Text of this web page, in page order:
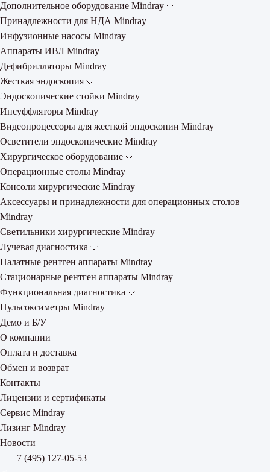
Дополнительное оборудование Mindray
Принадлежности для НДА Mindray
Инфузионные насосы Mindray
Аппараты ИВЛ Mindray
Дефибрилляторы Mindray
Жесткая эндоскопия
Эндоскопические стойки Mindray
Инсуффляторы Mindray
Видеопроцессоры для жесткой эндоскопии Mindray
Осветители эндоскопические Mindray
Хирургическое оборудование
Операционные столы Mindray
Консоли хирургические Mindray
Аксессуары и принадлежности для операционных столов
Mindray
Светильники хирургические Mindray
Лучевая диагностика
Палатные рентген аппараты Mindray
Стационарные рентген аппараты Mindray
Функциональная диагностика
Пульсоксиметры Mindray
Демо и Б/У
О компании
Оплата и доставка
Обмен и возврат
Контакты
Лицензии и сертификаты
Сервис Mindray
Лизинг Mindray
Новости
+7 (495) 127-05-53